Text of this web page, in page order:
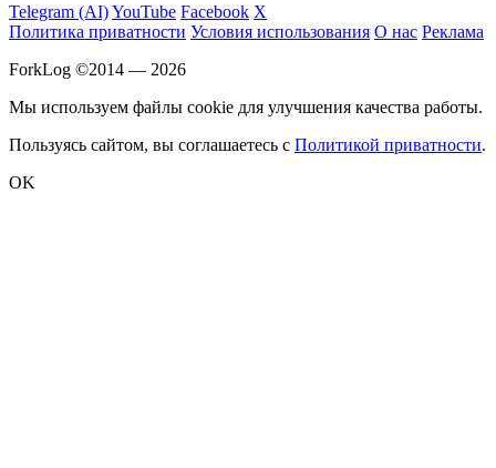
Telegram (AI)YouTube Facebook X
Политика приватности Условия использования О нас Реклама
ForkLog ©2014 — 2026
Мы используем файлы cookie для улучшения качества работы.
Пользуясь сайтом, вы соглашаетесь с Политикой приватности.
OK